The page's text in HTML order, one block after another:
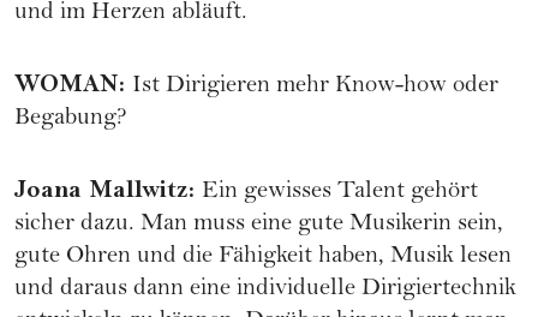
und im Herzen abläuft.
WOMAN: Ist Dirigieren mehr Know-how oder
Begabung?
Joana Mallwitz: Ein gewisses Talent gehört
sicher dazu. Man muss eine gute Musikerin sein,
gute Ohren und die Fähigkeit haben, Musik lesen
und daraus dann eine individuelle Dirigiertechnik